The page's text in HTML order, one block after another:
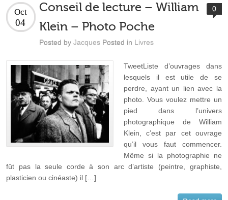
Conseil de lecture – William
Klein – Photo Poche
Oct
04
Posted by Jacques Posted in Livres
0
TweetListe d’ouvrages dans
lesquels il est utile de se
perdre, ayant un lien avec la
photo. Vous voulez mettre un
pied dans l’univers
photographique de William
Klein, c’est par cet ouvrage
qu’il vous faut commencer.
Même si la photographie ne
fût pas la seule corde à son arc d’artiste (peintre, graphiste,
plasticien ou cinéaste) il […]